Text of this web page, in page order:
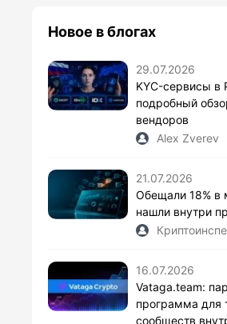
Новое в блогах
29.07.2026
KYC-сервисы в
подробный
вендоров
Alex Zverev
21.07.2026
Обещали 18% в
нашли внутри
16.07.2026
Vataga.team:
программа для
сообществ